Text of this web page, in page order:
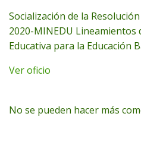
Socialización de la
2020-MINEDU
Educativa para la Educación
Ver oficio
No se pueden hacer más